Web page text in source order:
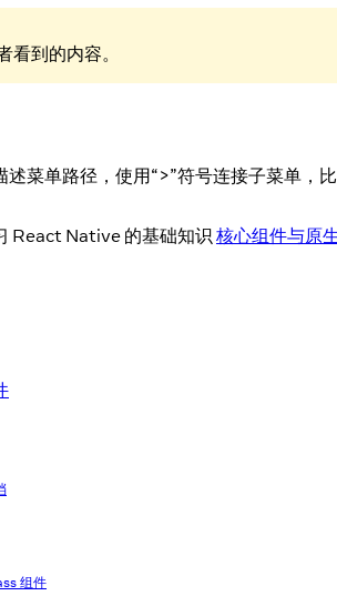
看到的内容。
述菜单路径，使用“>”符号连接子菜单，
React Native 的基础知识 核心组件与原
组件